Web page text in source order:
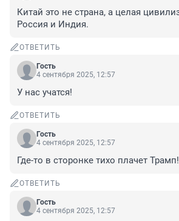
Китай это не страна, а целая
Россия и Индия.
ОТВЕТИТЬ
Гость
4 сентября 2025, 12:57
У нас учатся!
ОТВЕТИТЬ
Гость
4 сентября 2025, 12:57
Где-то в сторонке тихо плачет Трамп!
ОТВЕТИТЬ
Гость
4 сентября 2025, 12:57